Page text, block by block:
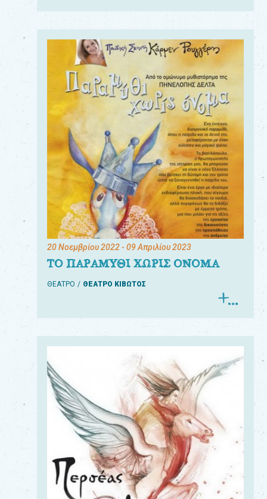
20 Νοεμβρίου 2022- 09 Απριλίου 2023
ΤΟ ΠΑΡΑΜΥΘΙ ΧΩΡΙΣ ΟΝΟΜΑ
ΘΕΑΤΡΟ ΘΕΑΤΡΟ ΚΙΒΩΤΟΣ